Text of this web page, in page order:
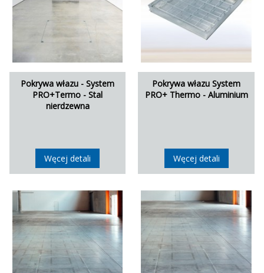
Pokrywa włazu - System
PRO+Termo - Stal
nierdzewna
Węcej detali
Pokrywa włazu System
PRO+ Thermo - Aluminium
Węcej detali